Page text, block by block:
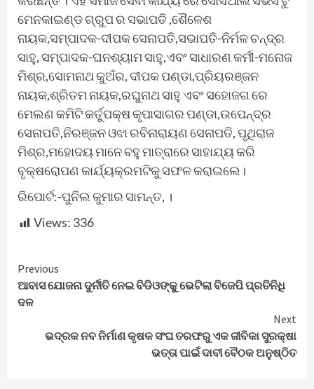
ମେନକାଇଣ୍ଡ ଗ୍ରୁପ ର ସଭାପତି ,ଶୈଳେଶ
ନାୟକ,ସମ୍ପାଦକ-ଦୀପକ ସେନାପତି,ସଭାପତି-ନିର୍ମଳ ଚନ୍ଦ୍ର
ସାହୁ, ସମ୍ପାଦକ-ଘନଶ୍ୟାମ ସାହୁ,ଏବଂ ସାଧାରଣ କର୍ମୀ-ମନୋଜ
ମିଶ୍ର,ସୋମନାଥ କୁଅଁର, ଦୀପକ ପଣ୍ଡା,ପ୍ରିୟରଞ୍ଜନ
ନାୟକ,ଶ୍ରିତମ ନାୟକ,ରଘୁନାଥ ସାହୁ ଏବଂ ସହୋଜଗ ରେ
ମେଲଣ କମିଟି କର୍ତୁପକ୍ଷ କୃପାସାଗର ପଣ୍ଡା,ଉପେନ୍ଦ୍ର
ସେନାପତି,ନିରଞ୍ଜନ ଓଝା ରବିନାରାୟଣ ସେନାପତି, ପୃଥିରାଜ
ମିଶ୍ର,ମହୋଦୟ ମାନେ ବହୁ ମାତ୍ରାରେ ସାହାଯ୍ୟ କରି
ବୃକ୍ଷରୋପଣ କାର୍ଯ୍ୟକ୍ରମଟିକୁ ସଫଳ କରାଇଲେ।
ରିପୋର୍ଟ:-ପୁନିଲ କୁମାର ସାମନ୍ତ, ।
Views: 336
Continue
Reading
Previous
ଆବାସ ଯୋଜନା ଦୁର୍ନୀତି ନେଇ ବିଡିଓଙ୍କୁୁ ଭେଟିଲା ବିଜେପି ପ୍ରତିନିଧି
ଦଳ
Next
ଭଦ୍ରକ ନବ ନିର୍ମାଣ କୃଷକ ସଂଘ ତରଫରୁ ଏକ ଜୀବିକା ସୁରକ୍ଷା
ଭତ୍ତା ପାଇଁ ଦାବୀ ବୈଠକ ଅନୁଷ୍ଠିତ